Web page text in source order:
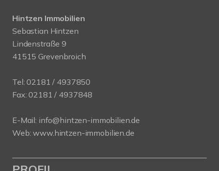
Hintzen Immobilien
Sebastian Hintzen
Lindenstraße 9
41515 Grevenbroich
Tel:02181 / 4937850
Fax: 02181 / 4937848
E-Mail: info@hintzen-immobilien.de
Web:www.hintzen-immobilien.de